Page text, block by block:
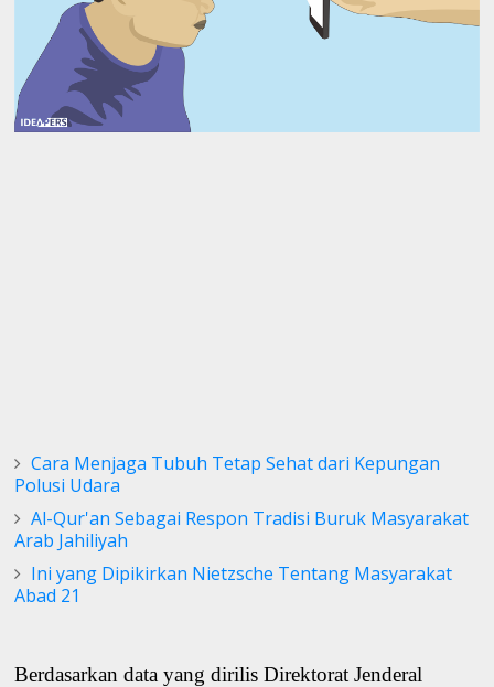
Cara Menjaga Tubuh Tetap Sehat dari Kepungan
Polusi Udara
Al-Qur'an Sebagai Respon Tradisi Buruk Masyarakat
Arab Jahiliyah
Ini yang Dipikirkan Nietzsche Tentang Masyarakat
Abad 21
Berdasarkan data yang dirilis Direktorat Jenderal